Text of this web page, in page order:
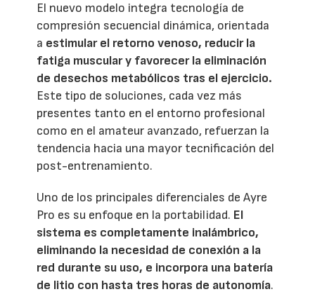
El nuevo modelo integra tecnología de
compresión secuencial dinámica, orientada
a estimular el retorno venoso, reducir la
fatiga muscular y favorecer la eliminación
de desechos metabólicos tras el ejercicio.
Este tipo de soluciones, cada vez más
presentes tanto en el entorno profesional
como en el amateur avanzado, refuerzan la
tendencia hacia una mayor tecnificación del
post-entrenamiento.
Uno de los principales diferenciales de Ayre
Pro es su enfoque en la portabilidad. El
sistema es completamente inalámbrico,
eliminando la necesidad de conexión a la
red durante su uso, e incorpora una batería
de litio con hasta tres horas de autonomía.